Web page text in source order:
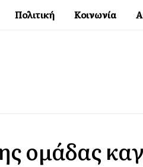
Πολιτική Κοινωνία
ομάδας